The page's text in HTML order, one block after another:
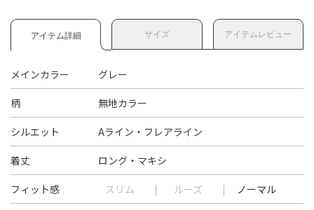
アイテム詳細 サイズ アイテムレビュー
メインカラー グレー
柄 無地カラー
シルエット Aライン・フレアライン
着丈 ロング・マキシ
フィット感 スリム ルーズ ノーマル